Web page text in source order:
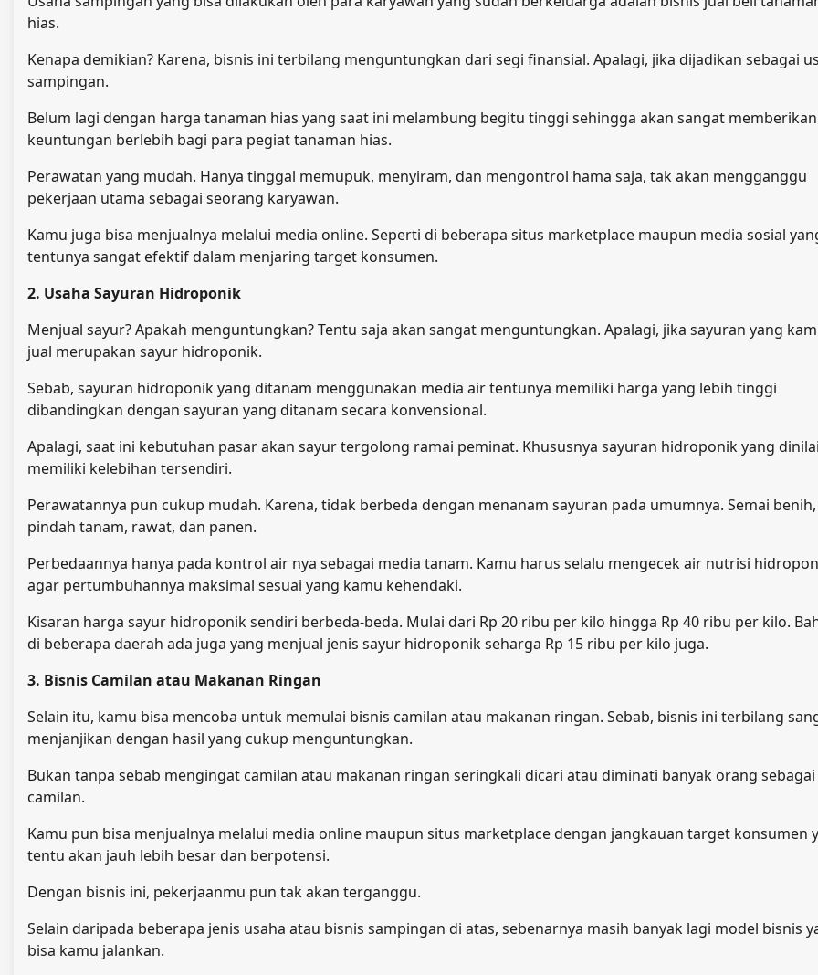
hias.
Kenapa demikian? Karena, bisnis ini terbilang menguntungkan dari segi finansial. Apalagi, jika dijadikan sebagai
sampingan.
Belum lagi dengan harga tanaman hias yang saat ini melambung begitu tinggi sehingga akan sangat memberikan
keuntungan berlebih bagi para pegiat tanaman hias.
Perawatan yang mudah. Hanya tinggal memupuk, menyiram, dan mengontrol hama saja, tak akan mengganggu
pekerjaan utama sebagai seorang karyawan.
Kamu juga bisa menjualnya melalui media online. Seperti di beberapa situs marketplace maupun media sosial
tentunya sangat efektif dalam menjaring target konsumen.
2. Usaha Sayuran Hidroponik
Menjual sayur? Apakah menguntungkan? Tentu saja akan sangat menguntungkan. Apalagi, jika sayuran yang
jual merupakan sayur hidroponik.
Sebab, sayuran hidroponik yang ditanam menggunakan media air tentunya memiliki harga yang lebih tinggi
dibandingkan dengan sayuran yang ditanam secara konvensional.
Apalagi, saat ini kebutuhan pasar akan sayur tergolong ramai peminat. Khususnya sayuran hidroponik yang dinilai
memiliki kelebihan tersendiri.
Perawatannya pun cukup mudah. Karena, tidak berbeda dengan menanam sayuran pada umumnya. Semai benih,
pindah tanam, rawat, dan panen.
Perbedaannya hanya pada kontrol air nya sebagai media tanam. Kamu harus selalu mengecek air nutrisi
agar pertumbuhannya maksimal sesuai yang kamu kehendaki.
Kisaran harga sayur hidroponik sendiri berbeda-beda. Mulai dari Rp 20 ribu per kilo hingga Rp 40 ribu per kilo.
di beberapa daerah ada juga yang menjual jenis sayur hidroponik seharga Rp 15 ribu per kilo juga.
3. Bisnis Camilan atau Makanan Ringan
Selain itu, kamu bisa mencoba untuk memulai bisnis camilan atau makanan ringan. Sebab, bisnis ini terbilang
menjanjikan dengan hasil yang cukup menguntungkan.
Bukan tanpa sebab mengingat camilan atau makanan ringan seringkali dicari atau diminati banyak orang sebagai
camilan.
Kamu pun bisa menjualnya melalui media online maupun situs marketplace dengan jangkauan target konsumen
tentu akan jauh lebih besar dan berpotensi.
Dengan bisnis ini, pekerjaanmu pun tak akan terganggu.
Selain daripada beberapa jenis usaha atau bisnis sampingan di atas, sebenarnya masih banyak lagi model bisnis
bisa kamu jalankan.